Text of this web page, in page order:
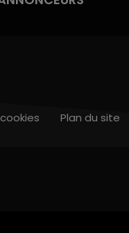
Plan du site